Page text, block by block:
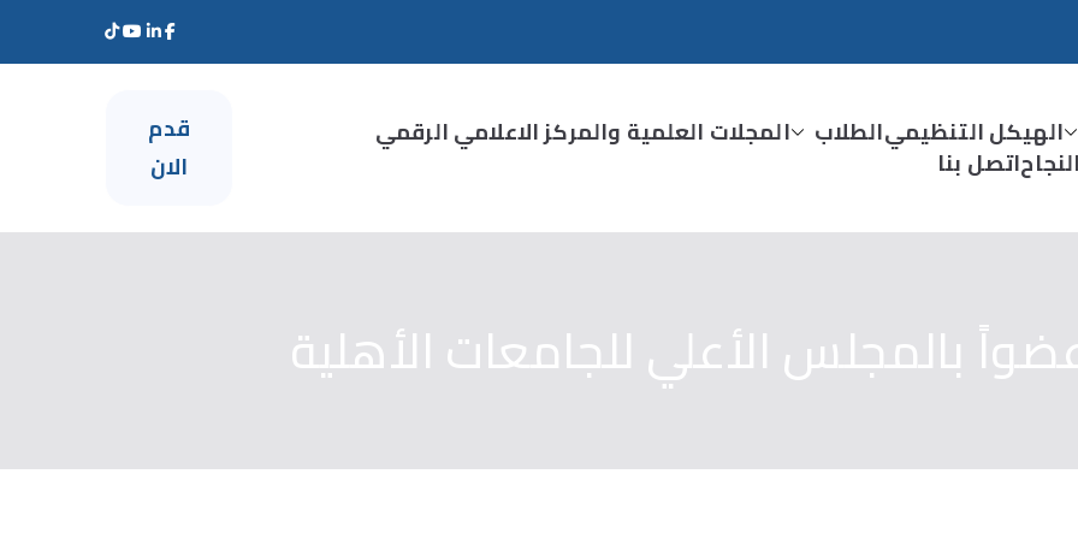
الهيكل التنظيميالطلاب المجلات العلمية والمركز الاعلامي الرقمي
اتصل بنا
قدم
الان
بالمجلس الأعلي للجامعات الأهلية